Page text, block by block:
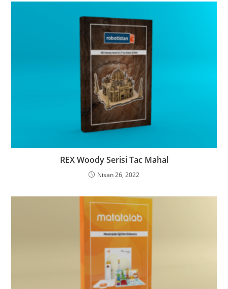
REX Woody Serisi Tac Mahal
Nisan 26, 2022